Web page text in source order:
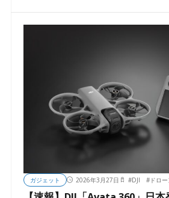
ガジェット 2026年3月27日 #DJI #ドロー